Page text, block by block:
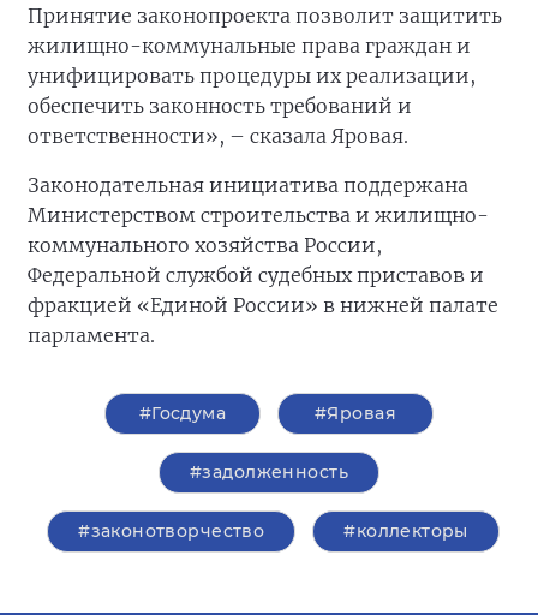
Принятие законопроекта позволит защитить
жилищно-коммунальные права граждан и
унифицировать процедуры их реализации,
обеспечить законность требований и
ответственности», – сказала Яровая.
Законодательная инициатива поддержана
Министерством строительства и жилищно-
коммунального хозяйства России,
Федеральной службой судебных приставов и
фракцией «Единой России» в нижней палате
парламента.
#Госдума #Яровая
#задолженность
#законотворчество #коллекторы